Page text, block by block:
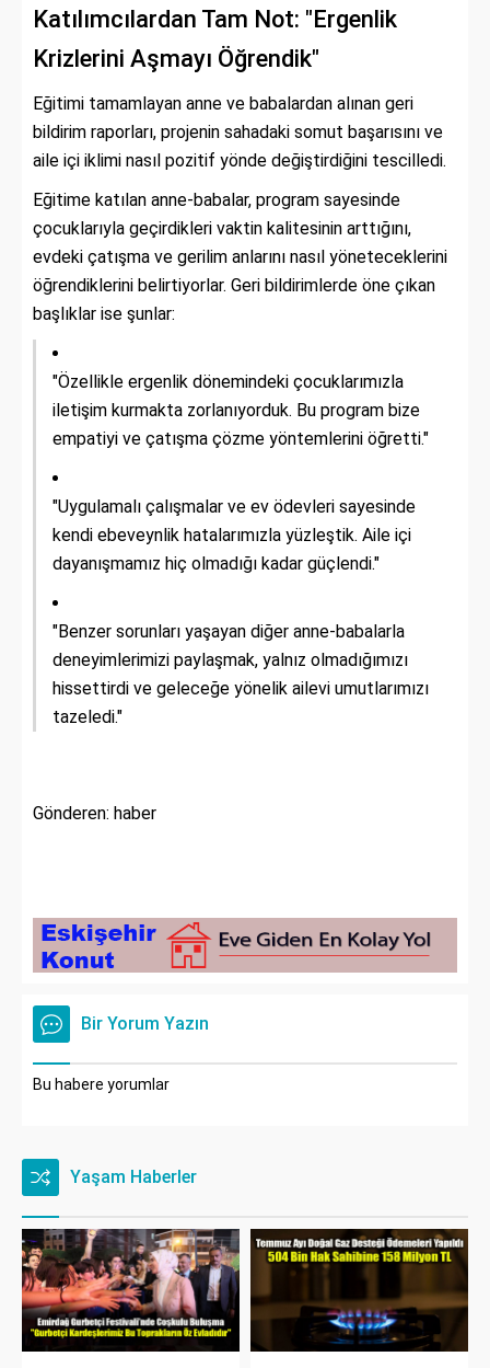
Katılımcılardan Tam Not: "Ergenlik
Krizlerini Aşmayı Öğrendik"
Eğitimi tamamlayan anne ve babalardan alınan geri
bildirim raporları, projenin sahadaki somut başarısını ve
aile içi iklimi nasıl pozitif yönde değiştirdiğini tescilledi.
Eğitime katılan anne-babalar, program sayesinde
çocuklarıyla geçirdikleri vaktin kalitesinin arttığını,
evdeki çatışma ve gerilim anlarını nasıl yöneteceklerini
öğrendiklerini belirtiyorlar. Geri bildirimlerde öne çıkan
başlıklar ise şunlar:
"Özellikle ergenlik dönemindeki çocuklarımızla
iletişim kurmakta zorlanıyorduk. Bu program bize
empatiyi ve çatışma çözme yöntemlerini öğretti."
"Uygulamalı çalışmalar ve ev ödevleri sayesinde
kendi ebeveynlik hatalarımızla yüzleştik. Aile içi
dayanışmamız hiç olmadığı kadar güçlendi."
"Benzer sorunları yaşayan diğer anne-babalarla
deneyimlerimizi paylaşmak, yalnız olmadığımızı
hissettirdi ve geleceğe yönelik ailevi umutlarımızı
tazeledi."
Gönderen: haber
Bir Yorum Yazın
Bu habere yorumlar
Yaşam Haberler